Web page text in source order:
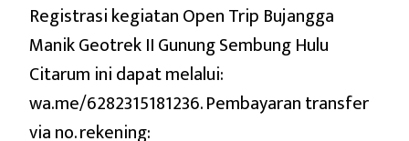
Registrasi kegiatan Open Trip Bujangga
Manik Geotrek II Gunung Sembung Hulu
Citarum ini dapat melalui:
wa.me/6282315181236. Pembayaran transfer
via no. rekening: